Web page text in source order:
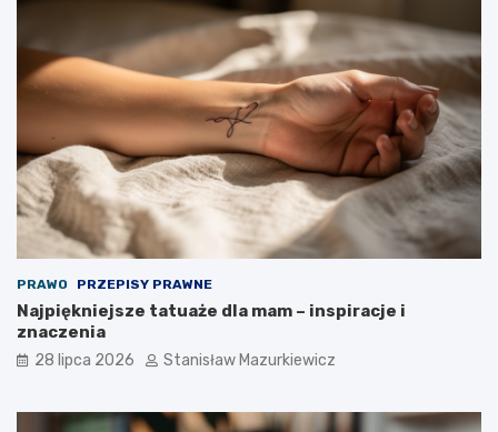
PRAWO PRZEPISY PRAWNE
Najpiękniejsze tatuaże dla mam – inspiracje i
znaczenia
28 lipca 2026 Stanisław Mazurkiewicz